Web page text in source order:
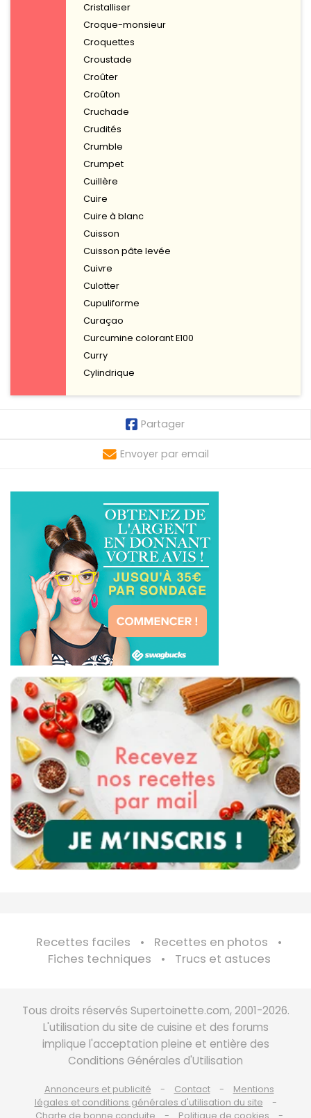
Cristalliser
Croque-monsieur
Croquettes
Croustade
Croûter
Croûton
Cruchade
Crudités
Crumble
Crumpet
Cuillère
Cuire
Cuire à blanc
Cuisson
Cuisson pâte levée
Cuivre
Culotter
Cupuliforme
Curaçao
Curcumine colorant E100
Curry
Cylindrique
Partager
Envoyer par email
Recettes faciles
Recettes en photos
Fiches techniques
Trucs et astuces
Tous droits réservés Supertoinette.com, 2001-2026.
L'utilisation du site de cuisine et des forums
implique l'acceptation pleine et entière des
Conditions Générales d'Utilisation
Annonceurs et publicité Contact
Mentions
légales et conditions générales d'utilisation du site
Charte de bonne conduite
Politique de cookies